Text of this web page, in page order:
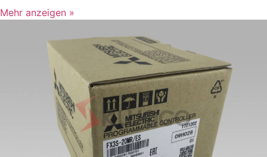
Mehr anzeigen »